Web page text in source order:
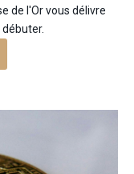
de l'Or vous délivre